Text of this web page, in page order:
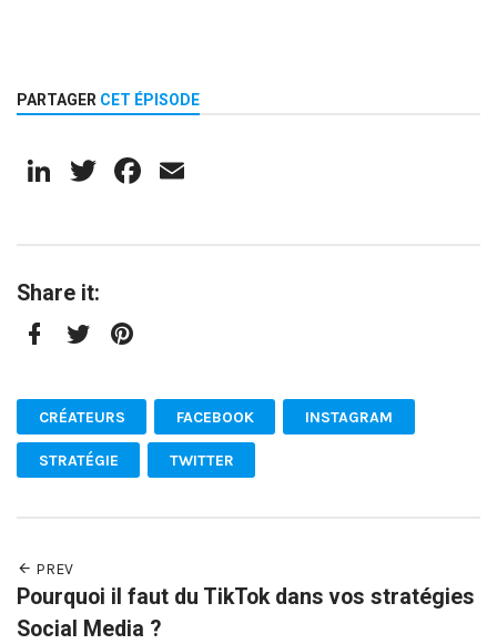
PARTAGER CET ÉPISODE
LinkedIn
TwitterFacebook
Share it:
CRÉATEURS FACEBOOK INSTAGRAM
STRATÉGIE TWITTER
PREV
Pourquoi il faut du TikTok dans vos stratégies
Social Media ?